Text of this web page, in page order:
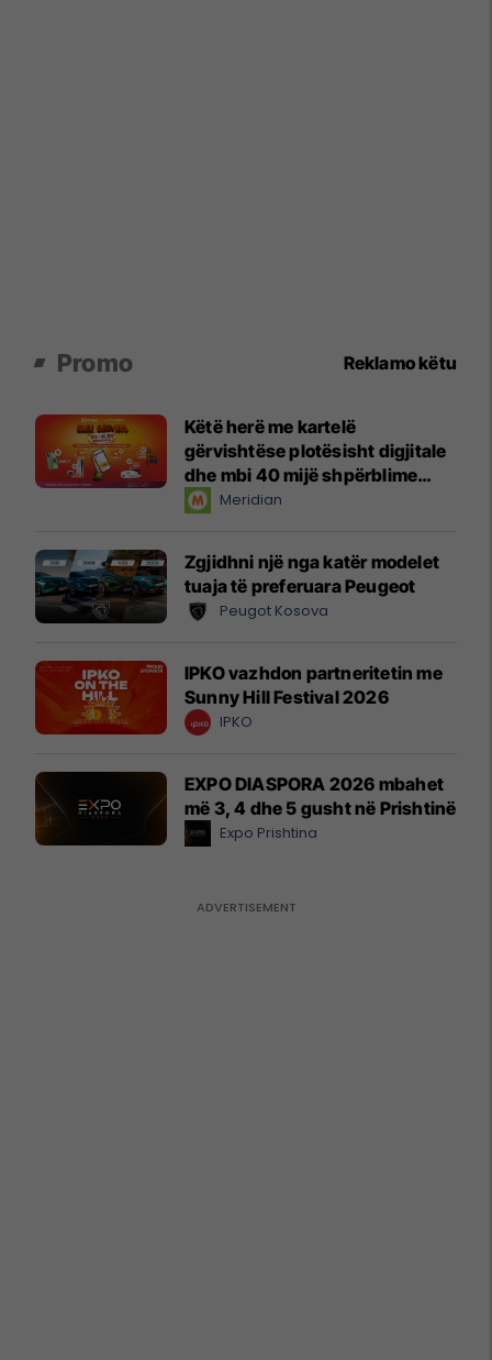
Promo Reklamo këtu
Këtë herë me kartelë
gërvishtëse plotësisht digjitale
dhe mbi 40 mijë shpërblime
instant!Meridian
Zgjidhni një nga katër modelet
tuaja të preferuara Peugeot
Peugot Kosova
IPKO vazhdon partneritetin me
Sunny Hill Festival 2026
IPKO
EXPO DIASPORA 2026 mbahet
më 3, 4 dhe 5 gusht në Prishtinë
Expo Prishtina